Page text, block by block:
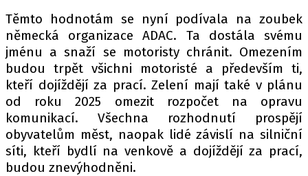
ETICKÝ KODEX
KONTAKT
VYDAVATEL
INZERCE
OSOBNÍ ÚDAJE / COOKIES
Těmto hodnotám se nyní podívala na zoubek
německá organizace ADAC. Ta dostála svému
jménu a snaží se motoristy chránit. Omezením
budou trpět všichni motoristé a především ti,
kteří dojíždějí za prací. Zelení mají také v plánu
od roku 2025 omezit rozpočet na opravu
komunikací. Všechna rozhodnutí prospějí
obyvatelům měst, naopak lidé závislí na silniční
síti, kteří bydlí na venkově a dojíždějí za prací,
budou znevýhodněni.